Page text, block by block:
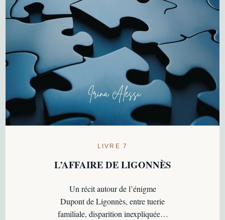
LIVRE 7
L’AFFAIRE DE LIGONNÈS
Un récit autour de l’énigme
Dupont de Ligonnès, entre tuerie
familiale, disparition inexpliquée et